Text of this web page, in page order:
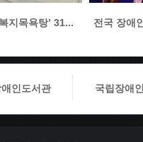
지목욕탕’ 31... 전국 장애
인도서관 국립장애